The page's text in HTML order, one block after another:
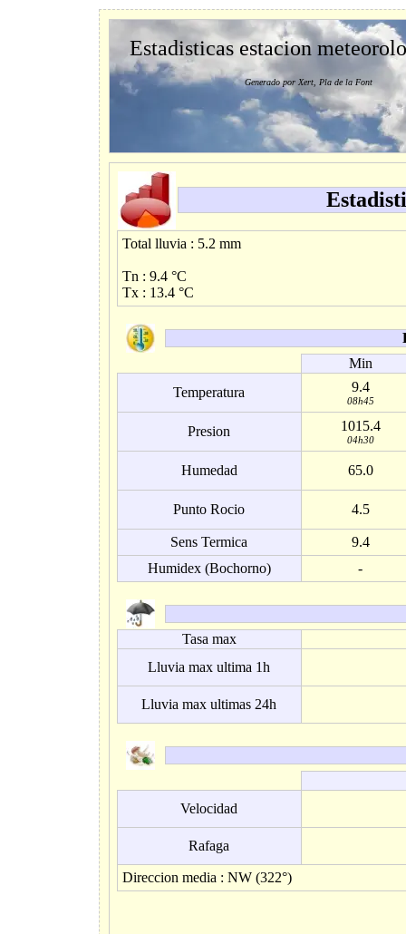
Estadisticas estacion
Generado por Xert, Pla de la Font